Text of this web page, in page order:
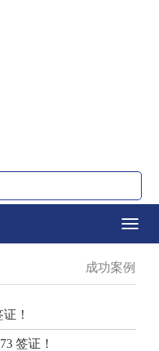
成功案例
！
签证！